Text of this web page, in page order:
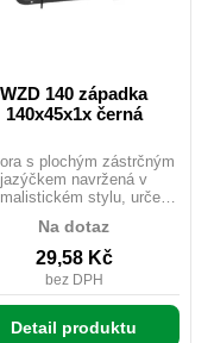
WZD 140 západka
140x45x1x černá
s plochým zástrčným
jazýčkem navržená v
stylu, určená
beden. Zabraňuje
otevření nebo
pohybu dvířek a vík.
Na dotaz
29,58 Kč
bez DPH
Detail produktu